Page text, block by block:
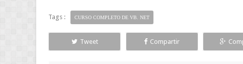
Tags : CURSO COMPLETO DE VB. NET
Tweet Compartir